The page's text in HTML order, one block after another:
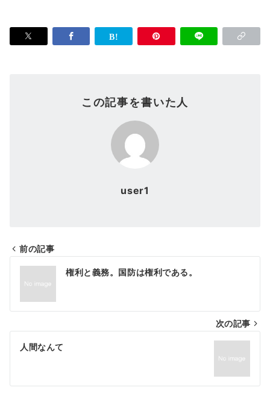
この記事を書いた人
user1
投
ナ
ビ
ゲ
シ
前の記事
権利と義務。国防は権利である。
次の記事
人間なんて